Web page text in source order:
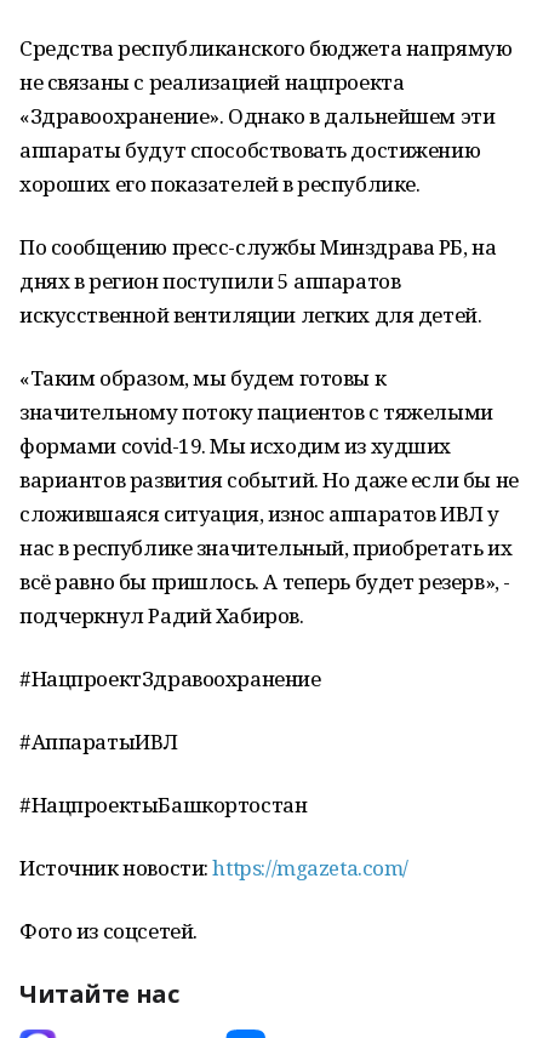
Средства республиканского бюджета напрямую
не связаны с реализацией нацпроекта
«Здравоохранение». Однако в дальнейшем эти
аппараты будут способствовать достижению
хороших его показателей в республике.
По сообщению пресс-службы Минздрава РБ, на
днях в регион поступили 5 аппаратов
искусственной вентиляции легких для детей.
«Таким образом, мы будем готовы к
значительному потоку пациентов с тяжелыми
формами covid-19. Мы исходим из худших
вариантов развития событий. Но даже если бы не
сложившаяся ситуация, износ аппаратов ИВЛ у
нас в республике значительный, приобретать их
всё равно бы пришлось. А теперь будет резерв», -
подчеркнул Радий Хабиров.
#НацпроектЗдравоохранение
#АппаратыИВЛ
#НацпроектыБашкортостан
Источник новости:https://mgazeta.com/
Фото из соцсетей.
Читайте нас